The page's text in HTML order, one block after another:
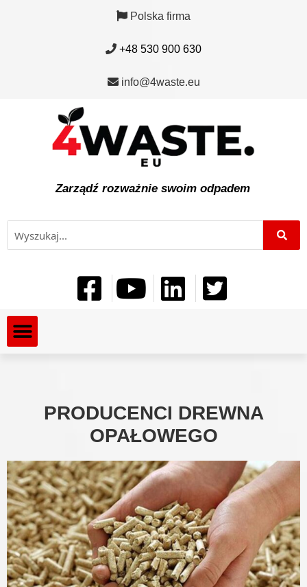
Polska firma
+48 530 900 630
info@4waste.eu
Zarządź rozważnie swoim odpadem
PRODUCENCI DREWNA
OPAŁOWEGO